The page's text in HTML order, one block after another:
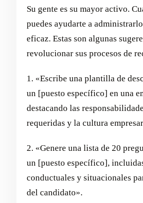
Su gente es su mayor activo.
puedes ayudarte a
eficaz. Estas son algunas
revolucionar sus procesos de
1. «Escribe una plantilla de
un [puesto específico] en una
destacando las
requeridas y la cultura
2. «Genere una lista de 20
un [puesto específico],
conductuales y situacionales
del candidato».